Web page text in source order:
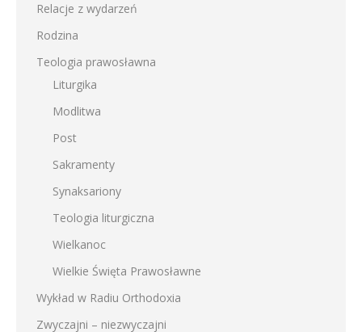
Relacje z wydarzeń
Rodzina
Teologia prawosławna
Liturgika
Modlitwa
Post
Sakramenty
Synaksariony
Teologia liturgiczna
Wielkanoc
Wielkie Święta Prawosławne
Wykład w Radiu Orthodoxia
Zwyczajni – niezwyczajni